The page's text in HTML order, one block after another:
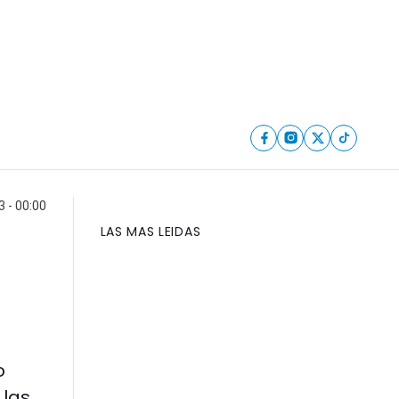
- 00:00
LAS MAS LEIDAS